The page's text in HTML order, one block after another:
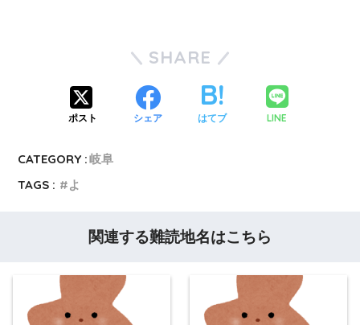
SHARE
ポスト シェア はてブ LINE
CATEGORY :岐阜
TAGS :
よ
関連する難読地名はこちら